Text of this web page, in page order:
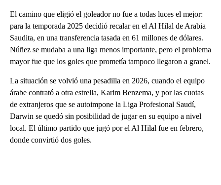
El camino que eligió el goleador no fue a todas luces el mejor:
para la temporada 2025 decidió recalar en el Al Hilal de Arabia
Saudita, en una transferencia tasada en 61 millones de dólares.
Núñez se mudaba a una liga menos importante, pero el problema
mayor fue que los goles que prometía tampoco llegaron a granel.
La situación se volvió una pesadilla en 2026, cuando el equipo
árabe contrató a otra estrella, Karim Benzema, y por las cuotas
de extranjeros que se autoimpone la Liga Profesional Saudí,
Darwin se quedó sin posibilidad de jugar en su equipo a nivel
local. El último partido que jugó por el Al Hilal fue en febrero,
donde convirtió dos goles.